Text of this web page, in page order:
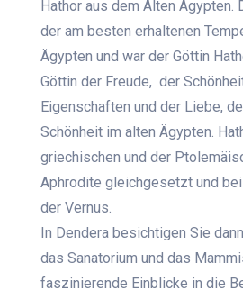
Hathor aus dem Alten Ägypten.
der am besten erhaltenen
Ägypten und war der Göttin
Göttin der Freude, der
Eigenschaften und der Liebe,
Schönheit im alten Ägypten.
griechischen und der
Aphrodite gleichgesetzt und
der Vernus.
In Dendera besichtigen Sie
das Sanatorium und das
faszinierende Einblicke in die